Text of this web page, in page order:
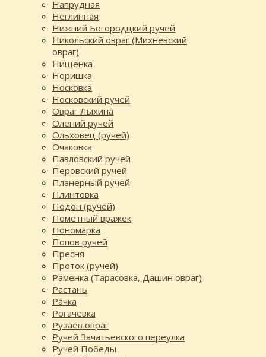
Напрудная
Неглинная
Нижний Богородцкий ручей
Никольский овраг (Михневский
овраг)
Нищенка
Норишка
Носковка
Носковский ручей
Овраг Лыхина
Олений ручей
Ольховец (ручей)
Очаковка
Павловский ручей
Перовский ручей
Планерный ручей
Плинтовка
Подон (ручей)
Помётный вражек
Пономарка
Попов ручей
Пресня
Проток (ручей)
Раменка (Тарасовка, Дашин овраг)
Растань
Рачка
Рогачёвка
Рузаев овраг
Ручей Зачатьевского переулка
Ручей Победы